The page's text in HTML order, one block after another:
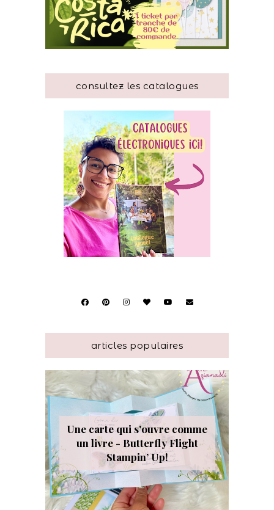
consultez les catalogues
articles populaires
Une carte qui s'ouvre comme
un livre - Butterfly Flight
Stampin’ Up!